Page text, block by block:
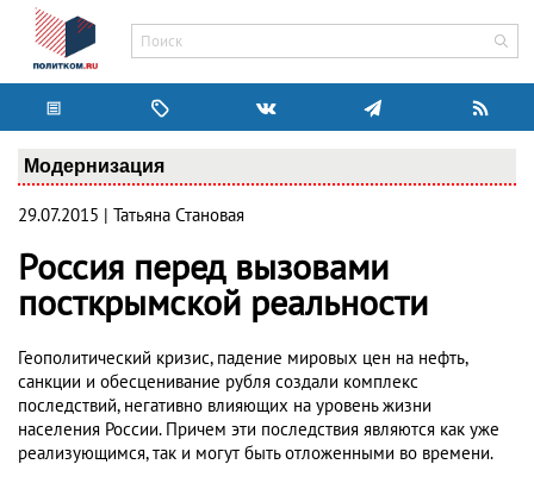
Модернизация
29.07.2015 | Татьяна Становая
Россия перед вызовами
посткрымской реальности
Геополитический кризис, падение мировых цен на нефть,
санкции и обесценивание рубля создали комплекс
последствий, негативно влияющих на уровень жизни
населения России. Причем эти последствия являются как уже
реализующимся, так и могут быть отложенными во времени.